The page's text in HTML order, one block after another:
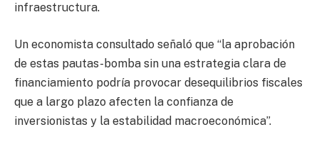
infraestructura.
Un economista consultado señaló que “la aprobación
de estas pautas-bomba sin una estrategia clara de
financiamiento podría provocar desequilibrios fiscales
que a largo plazo afecten la confianza de
inversionistas y la estabilidad macroeconómica”.